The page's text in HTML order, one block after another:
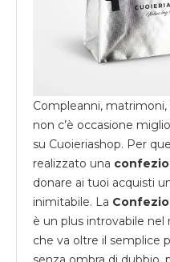
Compleanni,
non c’è occasione
su Cuoieriashop. Per
realizzato una
donare ai tuoi acquisti
inimitabile. La
è un plus introvabile
che va oltre il semplice